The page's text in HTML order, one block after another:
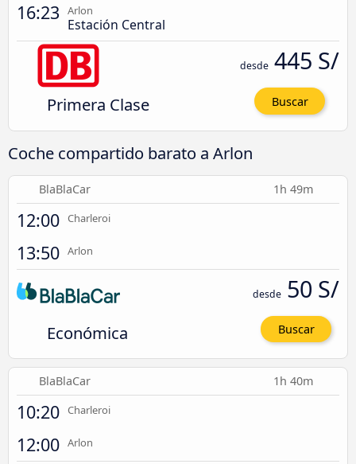
16:23 Arlon
Estación Central
Primera Clase
desde 445 S/
Buscar
Coche compartido barato a Arlon
BlaBlaCar 1h 49m
12:00 Charleroi
13:50 Arlon
Económica
desde 50 S/
Buscar
BlaBlaCar 1h 40m
10:20 Charleroi
12:00 Arlon